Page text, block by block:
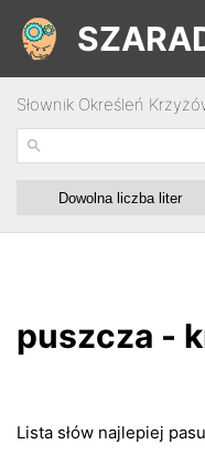
Słownik Określeń
puszcza -
Lista słów najlepiej